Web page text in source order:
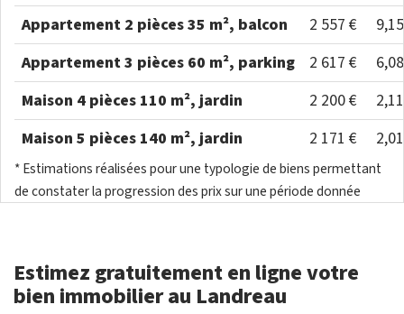
Appartement 2 pièces 35 m², balcon
2 557 €
Appartement 3 pièces 60 m², parking
2 617 €
Maison 4 pièces 110 m², jardin
2 200 €
Maison 5 pièces 140 m², jardin
2 171 €
* Estimations réalisées pour une typologie de biens permettant
de constater la progression des prix sur une période donnée
Estimez gratuitement en ligne votre
bien immobilier au Landreau